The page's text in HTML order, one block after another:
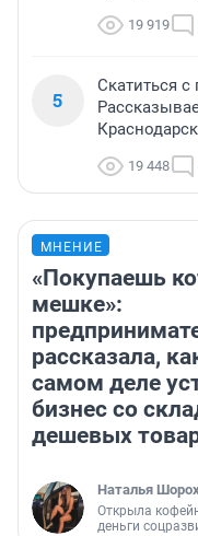
19 919
5
Скатиться с
19 448
МНЕНИЕ
«Покупаешь
мешке»:
рассказала,
самом деле
бизнес со
дешевых
Наталья
Открыла
деньги